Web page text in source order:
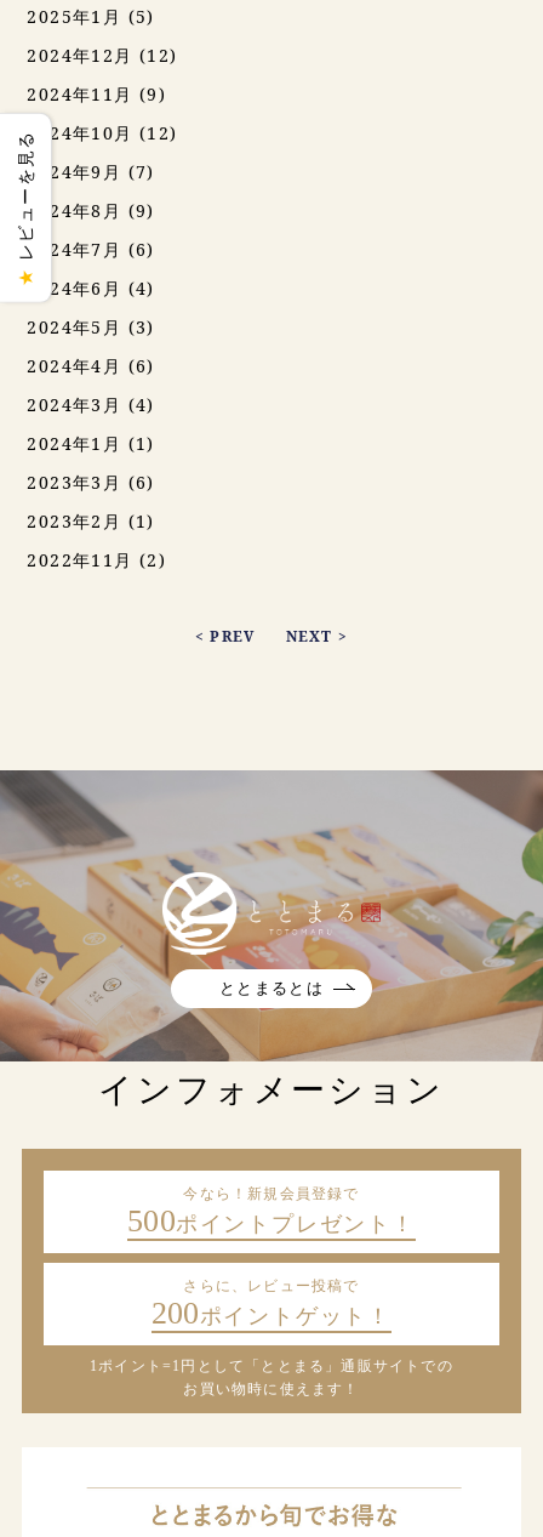
2025年1月 (5)
2024年12月 (12)
2024年11月 (9)
2024年10月 (12)
2024年9月 (7)
2024年8月 (9)
2024年7月 (6)
2024年6月 (4)
2024年5月 (3)
2024年4月 (6)
2024年3月 (4)
2024年1月 (1)
2023年3月 (6)
2023年2月 (1)
2022年11月 (2)
< PREV NEXT >
ととまるとは
インフォメーション
今なら！新規会員登録で
500ポイントプレゼント！
さらに、レビュー投稿で
200ポイントゲット！
1ポイント=1円として「ととまる」通販サイトでの
お買い物時に使えます！
★
レビューを見る